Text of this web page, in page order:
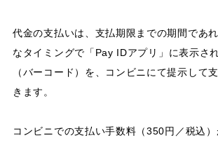
代金の支払いは、支払期限までの期間であ
なタイミングで「Pay IDアプリ」に表示さ
（バーコード）を、コンビニにて提示して
きます。
コンビニでの支払い手数料（350円／税込